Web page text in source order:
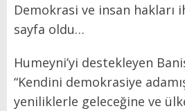
Demokrasi ve insan hakları
sayfa oldu…
Humeyni’yi destekleyen
“Kendini demokrasiye
yeniliklerle geleceğine ve